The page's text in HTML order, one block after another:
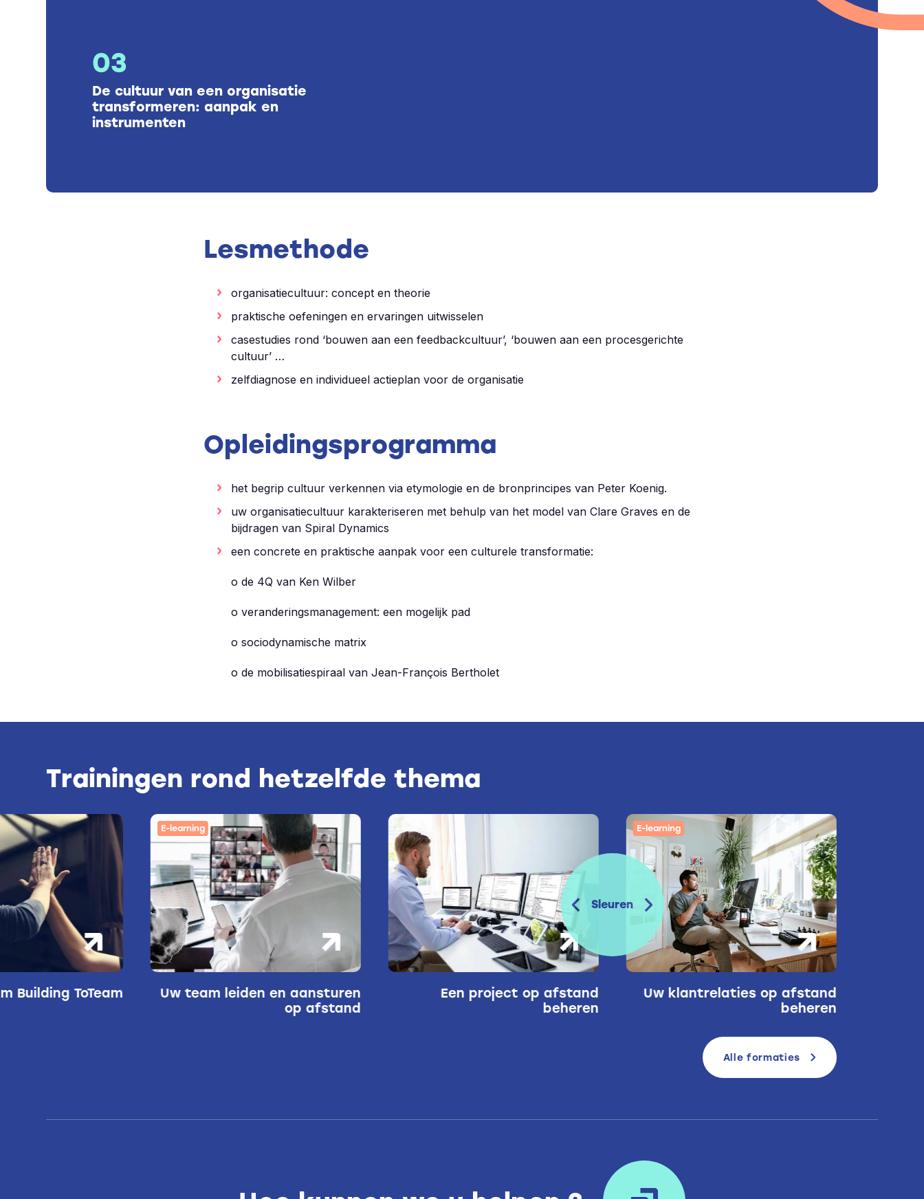
03
De cultuur van een organisatie
transformeren: aanpak en
instrumenten
Lesmethode
organisatiecultuur: concept en theorie
praktische oefeningen en ervaringen uitwisselen
casestudies rond ‘bouwen aan een feedbackcultuur’, ‘bouwen aan een procesgerichte
cultuur’ …
zelfdiagnose en individueel actieplan voor de organisatie
Opleidingsprogramma
het begrip cultuur verkennen via etymologie en de bronprincipes van Peter Koenig.
uw organisatiecultuur karakteriseren met behulp van het model van Clare Graves en de
bijdragen van Spiral Dynamics
een concrete en praktische aanpak voor een culturele transformatie:
o de 4Q van Ken Wilber
o veranderingsmanagement: een mogelijk pad
o sociodynamische matrix
o de mobilisatiespiraal van Jean-François Bertholet
Trainingen rond hetzelfde thema
en aansturen
Een project op afstand
beheren
Uw klantrelaties op afstand
beheren
E-learning
Prospecteren op afstand
Sleuren
Alle formaties